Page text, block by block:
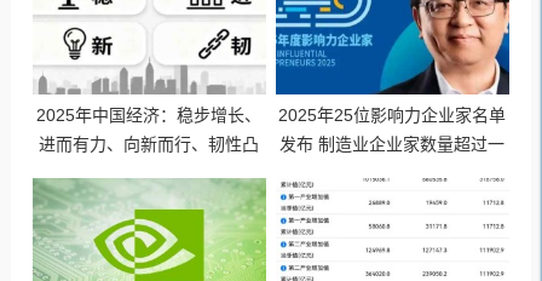
2025年中国经济：稳步增长、
进而有力、向新而行、韧性凸
显
2025年25位影响力企业家名单
发布 制造业企业家数量超过一
半